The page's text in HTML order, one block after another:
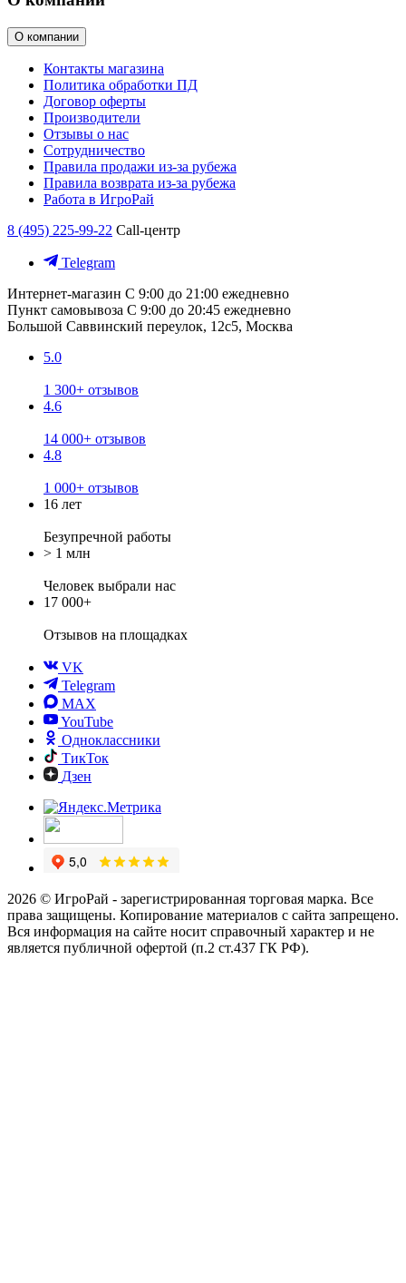
О компании
Контакты магазина
Политика обработки ПД
Договор оферты
Производители
Отзывы о нас
Сотрудничество
Правила продажи из-за рубежа
Правила возврата из-за рубежа
Работа в ИгроРай
8 (495) 225-99-22 Call-центр
Telegram
Интернет-магазин С 9:00 до 21:00 ежедневно
Пункт самовывоза С 9:00 до 20:45 ежедневно
Большой Саввинский переулок, 12с5, Москва
5.0
1 300+ отзывов
4.6
14 000+ отзывов
4.8
1 000+ отзывов
16 лет
Безупречной работы
> 1 млн
Человек выбрали нас
17 000+
Отзывов на площадках
VK
Telegram
MAX
YouTube
Одноклассники
ТикТок
Дзен
2026 © ИгроРай - зарегистрированная торговая марка. Все
права защищены. Копирование материалов с сайта запрещено.
Вся информация на сайте носит справочный характер и не
является публичной офертой (п.2 ст.437 ГК РФ).